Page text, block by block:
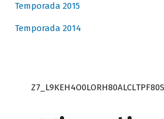
Temporada 2015
Temporada 2014